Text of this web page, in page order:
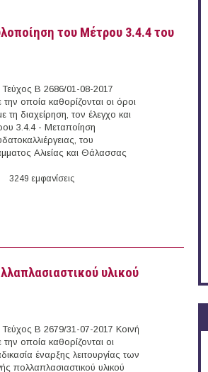
του Μέτρου 3.4.4 του
Β 2686/01-08-2017
οποία καθορίζονται οι όροι
τη διαχείρηση, τον έλεγχο και
3.4.4 - Μεταποίηση
του
Αλιείας και Θάλασσας
Όροι και ρυθμίσεις σχετικά με τη διαχείριση,
3249 εμφανίσεις
υλικού
Β 2679/31-07-2017 Κοινή
οποία καθορίζονται οι
έναρξης λειτουργίας των
πολλαπλασιαστικού υλικού